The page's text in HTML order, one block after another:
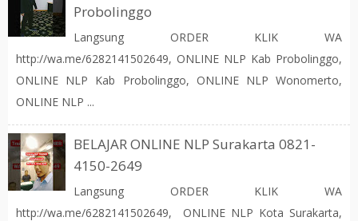
Probolinggo
Langsung ORDER KLIK WA
http://wa.me/6282141502649, ONLINE NLP Kab Probolinggo,
ONLINE NLP Kab Probolinggo, ONLINE NLP Wonomerto,
ONLINE NLP ...
BELAJAR ONLINE NLP Surakarta 0821-
4150-2649
Langsung ORDER KLIK WA
http://wa.me/6282141502649, ONLINE NLP Kota Surakarta,